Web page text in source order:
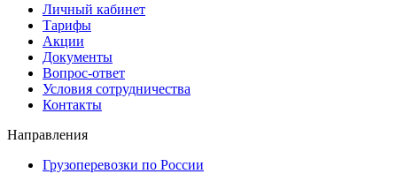
Личный кабинет
Тарифы
Акции
Документы
Вопрос-ответ
Условия сотрудничества
Контакты
Направления
Грузоперевозки по России